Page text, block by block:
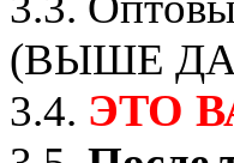
(ВЫШЕ
3.4. ЭТО